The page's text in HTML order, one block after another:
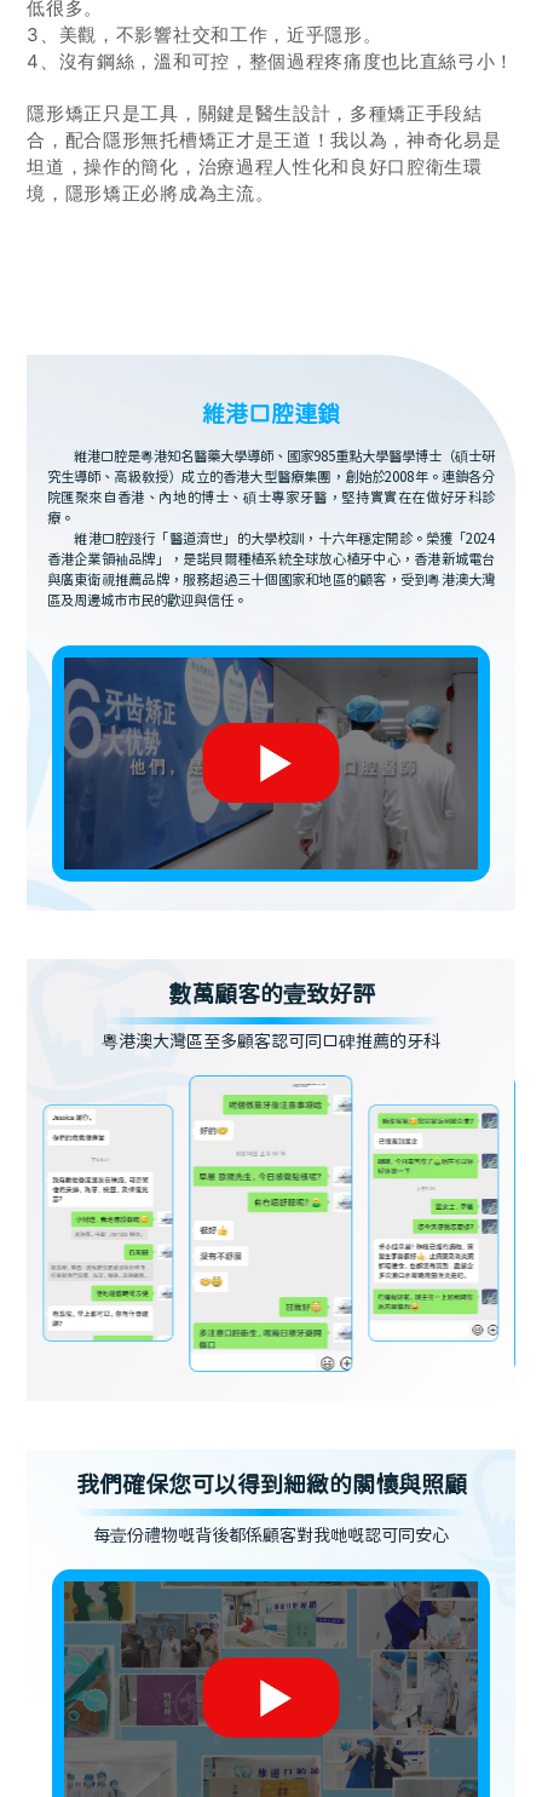
低很多。
3、美觀，不影響社交和工作，近乎隱形。
4、沒有鋼絲，溫和可控，整個過程疼痛度也比直絲弓小！
隱形矯正只是工具，關鍵是醫生設計，多種矯正手段結
合，配合隱形無托槽矯正才是王道！我以為，神奇化易是
坦道，操作的簡化，治療過程人性化和良好口腔衛生環
境，隱形矯正必將成為主流。
維港口腔連鎖
維港口腔是粵港知名醫藥大學導師、國家985重點大學醫學博士（碩士研
究生導師、高級教授）成立的香港大型醫療集團，創始於2008年。連鎖各分
院匯聚來自香港、內地的博士、碩士專家牙醫，堅持實實在在做好牙科診
療。
維港口腔踐行「醫道濟世」的大學校訓，十六年穩定開診。榮獲「2024
香港企業領袖品牌」，是諾貝爾種植系統全球放心植牙中心，香港新城電台
與廣東衛視推薦品牌，服務超過三十個國家和地區的顧客，受到粵港澳大灣
區及周邊城市市民的歡迎與信任。
數萬顧客的壹致好評
粵港澳大灣區至多顧客認可同口碑推薦的牙科
我們確保您可以得到細緻的關懷與照顧
每壹份禮物嘅背後都係顧客對我哋嘅認可同安心